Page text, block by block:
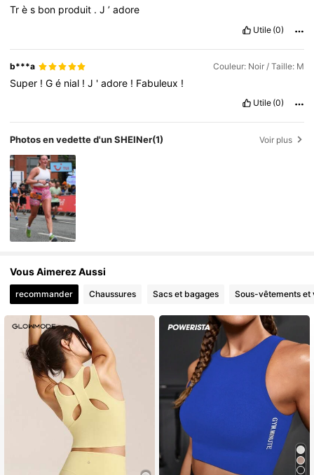
Très bon produit .J’adore
Utile (0)
b***a Couleur: Noir / Taille: M
Super !Gé nial !J 'adore ! Fabuleux !
Utile (0)
Photos en vedette d'un SHEINer(1) Voir plus
Vous Aimerez Aussi
recommander Chaussures Sacs et bagages Sous-vêtements et